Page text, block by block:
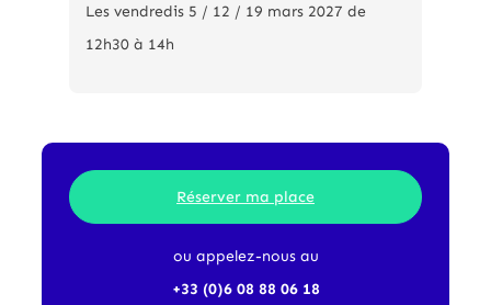
Les vendredis 5 / 12 / 19 mars 2027 de
12h30 à 14h
Réserver ma place
ou appelez-nous au
+33 (0)6 08 88 06 18